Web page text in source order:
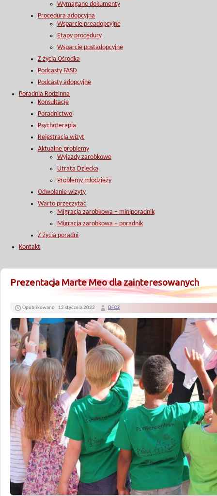
Wymagane dokumenty
Procedura adopcyjna
Wsparcie preadopcyjne
Etapy procedury
Wsparcie postadopcyjne
Z życia Ośrodka
Podcasty FASD
Podcasty adopcyjne
Poradnia Rodzinna
Konsultacje
Poradnictwo
Psychoterapia
Rejestracja wizyt
Aktualne problemy
Wyjazdy zarobkowe
Utrata Dziecka
Problemy młodzieży
Odwołanie wizyty
Warto przeczytać
Migracja zarobkowa – miniporadnik
Migracja zarobkowa – poradnik
Z życia poradni
Kontakt
Prezentacja Marte Meo dla zainteresowanych
Opublikowano 12 stycznia 2022 DFOZ